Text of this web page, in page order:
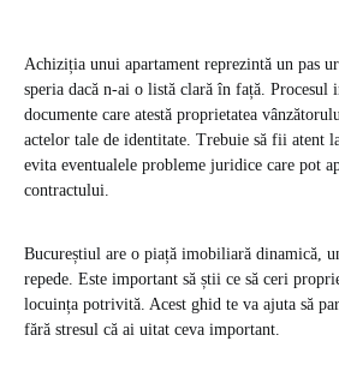
Achiziția unui apartament reprezintă un pas
speria dacă n-ai o listă clară în față.
documente care atestă proprietatea
actelor tale de identitate. Trebuie să fii atent
evita eventualele probleme juridice care pot
contractului.
Bucureștiul are o piață imobiliară dinamică,
repede. Este important să știi ce să ceri
locuința potrivită. Acest ghid te va ajuta să
fără stresul că ai uitat ceva important.